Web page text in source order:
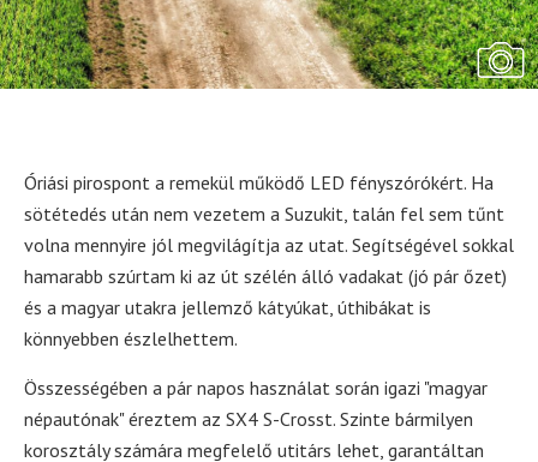
Óriási pirospont a remekül működő LED fényszórókért. Ha
sötétedés után nem vezetem a Suzukit, talán fel sem tűnt
volna mennyire jól megvilágítja az utat. Segítségével sokkal
hamarabb szúrtam ki az út szélén álló vadakat (jó pár őzet)
és a magyar utakra jellemző kátyúkat, úthibákat is
könnyebben észlelhettem.
Összességében a pár napos használat során igazi "magyar
népautónak" éreztem az SX4 S-Crosst. Szinte bármilyen
korosztály számára megfelelő utitárs lehet, garantáltan